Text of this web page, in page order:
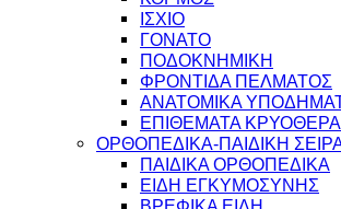
ΙΣΧΙΟ
ΓΟΝΑΤΟ
ΠΟΔΟΚΝΗΜΙΚΗ
ΦΡΟΝΤΙΔΑ ΠΕΛΜΑΤΟΣ
ΑΝΑΤΟΜΙΚΑ
ΕΠΙΘΕΜΑΤΑ
ΟΡΘΟΠΕΔΙΚΑ-ΠΑΙΔΙΚΗ
ΠΑΙΔΙΚΑ ΟΡΘΟΠΕΔΙΚΑ
ΕΙΔΗ ΕΓΚΥΜΟΣΥΝΗΣ